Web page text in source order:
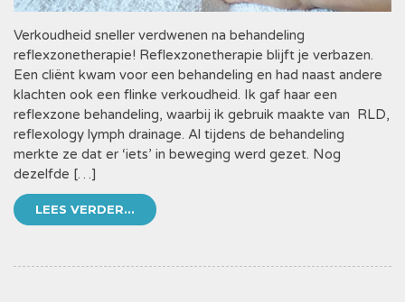
Verkoudheid sneller verdwenen na behandeling
reflexzonetherapie! Reflexzonetherapie blijft je verbazen.
Een cliënt kwam voor een behandeling en had naast andere
klachten ook een flinke verkoudheid. Ik gaf haar een
reflexzone behandeling, waarbij ik gebruik maakte van RLD,
reflexology lymph drainage. Al tijdens de behandeling
merkte ze dat er ‘iets’ in beweging werd gezet. Nog
dezelfde […]
LEES VERDER...